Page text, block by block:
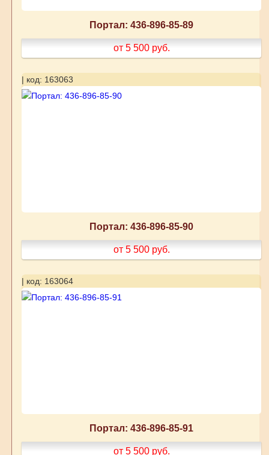
Портал: 436-896-85-89
от 5 500 руб.
| код: 163063
Портал: 436-896-85-90
от 5 500 руб.
| код: 163064
Портал: 436-896-85-91
от 5 500 руб.